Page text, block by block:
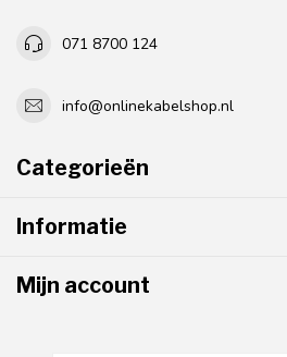
071 8700 124
info@onlinekabelshop.nl
Categorieën
Informatie
Mijn account